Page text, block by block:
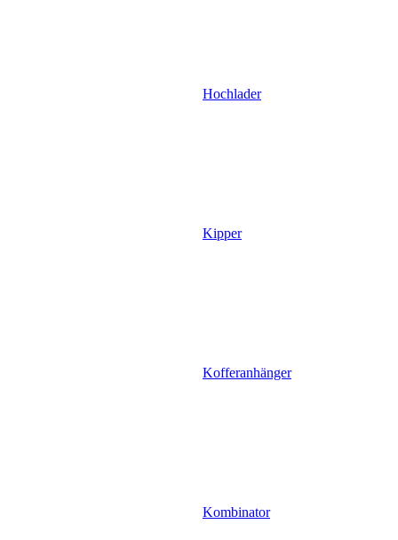
Hochlader
Kipper
Kofferanhänger
Kombinator